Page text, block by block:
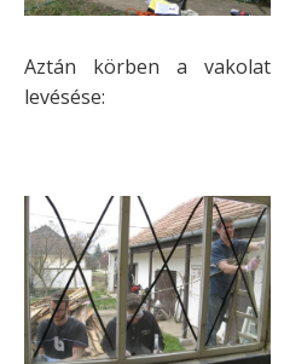
Aztán körben a vakolat
levésése: